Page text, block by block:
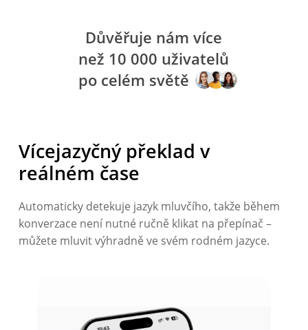
Důvěřuje nám více
než 10 000 uživatelů
po celém světě
Vícejazyčný překlad v
reálném čase
Automaticky detekuje jazyk mluvčího, takže během
konverzace není nutné ručně klikat na přepínač –
můžete mluvit výhradně ve svém rodném jazyce.